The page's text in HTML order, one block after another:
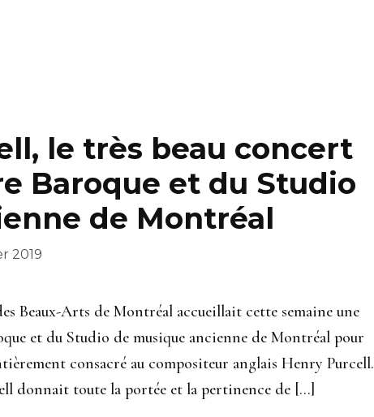
le très beau concert
Baroque et du Studio
de Montréal
2019
Beaux-Arts de Montréal accueillait cette semaine une
et du Studio de musique ancienne de Montréal pour
consacré au compositeur anglais Henry Purcell.
donnait toute la portée et la pertinence de […]